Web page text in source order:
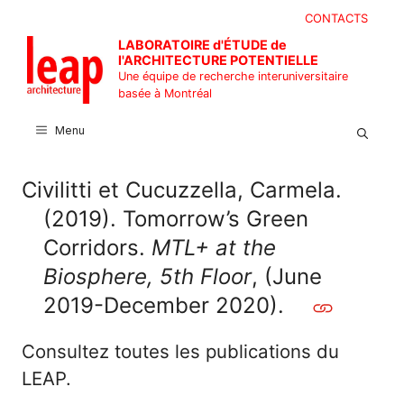
contenu
CONTACTS
LABORATOIRE d'ÉTUDE de
l'ARCHITECTURE POTENTIELLE
Une équipe de recherche interuniversitaire
basée à Montréal
Menu
Civilitti et Cucuzzella, Carmela.
(2019). Tomorrow’s Green
Corridors. MTL+ at the
Biosphere, 5th Floor, (June
2019-December 2020).
Consultez toutes les publications du
LEAP.